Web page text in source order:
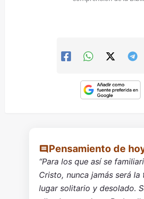
Pensamiento de
“Para los que así se
Cristo, nunca jamás será la
lugar solitario y desolado.